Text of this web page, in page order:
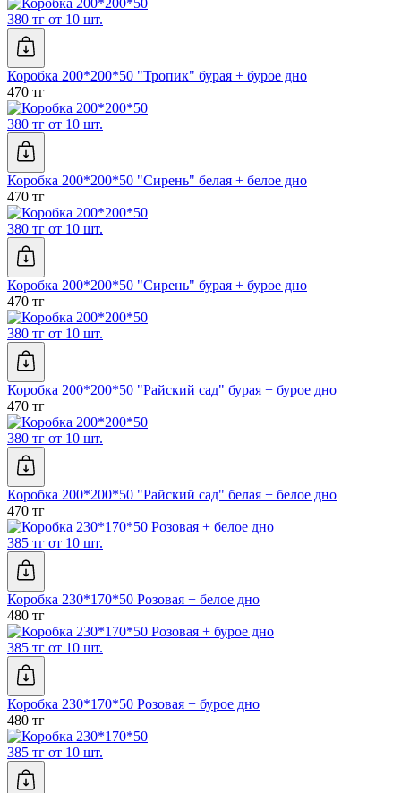
380 тг от 10 шт.
Коробка 200*200*50 "Тропик" бурая + бурое дно
470 тг
380 тг от 10 шт.
Коробка 200*200*50 "Сирень" белая + белое дно
470 тг
380 тг от 10 шт.
Коробка 200*200*50 "Сирень" бурая + бурое дно
470 тг
380 тг от 10 шт.
Коробка 200*200*50 "Райский сад" бурая + бурое дно
470 тг
380 тг от 10 шт.
Коробка 200*200*50 "Райский сад" белая + белое дно
470 тг
385 тг от 10 шт.
Коробка 230*170*50 Розовая + белое дно
480 тг
385 тг от 10 шт.
Коробка 230*170*50 Розовая + бурое дно
480 тг
385 тг от 10 шт.